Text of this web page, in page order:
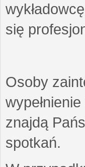
się
Osoby
znajdą
spotkań.